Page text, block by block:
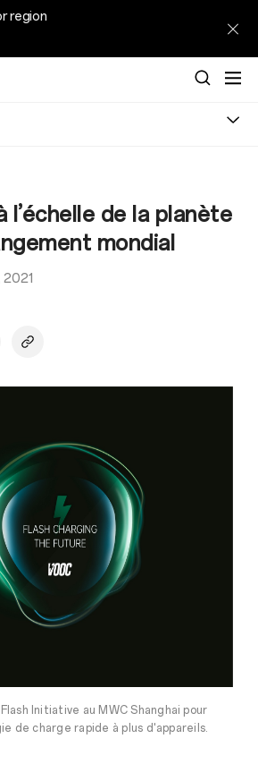
region
l’échelle de la planète
mondial
Initiative au MWC Shanghai pour
de charge rapide à plus d'appareils.